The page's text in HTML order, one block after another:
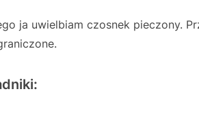
ja uwielbiam czosnek pieczony.